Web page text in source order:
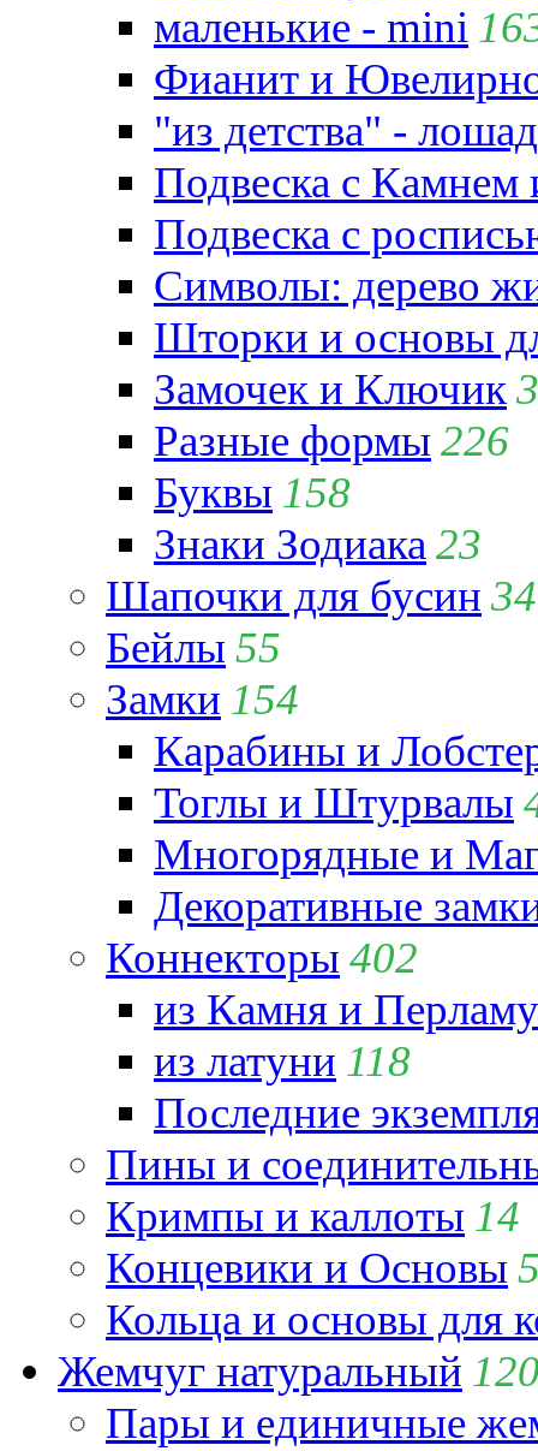
маленькие - mini
Фианит и
"из детства" -
Подвеска с
Подвеска с
Символы: дерево
Шторки и основы
Замочек и Ключик
Разные формы 226
Буквы 158
Знаки Зодиака 23
Шапочки для бусин 34
Бейлы 55
Замки 154
Карабины и
Тоглы и Штурвалы
Многорядные и
Декоративные
Коннекторы 402
из Камня и
из латуни 118
Последние
Пины и
Кримпы и каллоты 14
Концевики и Основы
Кольца и основы для
Жемчуг натуральный
Пары и единичные